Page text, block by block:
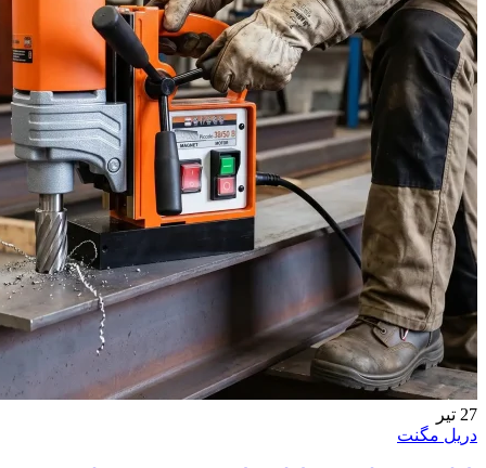
27 تیر
دریل مگنت